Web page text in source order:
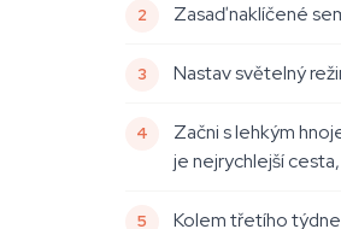
Zasaď naklíčené
Nastav světelný
Začni s lehkým
je nejrychlejší
Kolem třetího týdne